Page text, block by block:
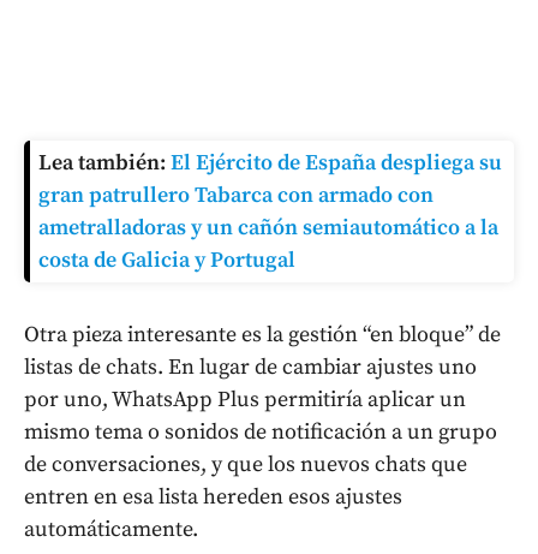
Lea también: El Ejército de España despliega su
gran patrullero Tabarca con armado con
ametralladoras y un cañón semiautomático a la
costa de Galicia y Portugal
Otra pieza interesante es la gestión “en bloque” de
listas de chats. En lugar de cambiar ajustes uno
por uno, WhatsApp Plus permitiría aplicar un
mismo tema o sonidos de notificación a un grupo
de conversaciones, y que los nuevos chats que
entren en esa lista hereden esos ajustes
automáticamente.